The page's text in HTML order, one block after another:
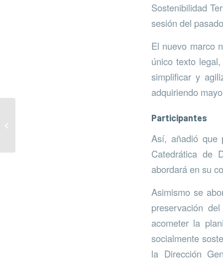
Sostenibilidad
sesión del
El nuevo marco
único texto
simplificar y
adquiriendo
Participantes
Así, añadió que
Catedrática de
abordará en su
Asimismo se
preservación
acometer la
socialmente
la Dirección